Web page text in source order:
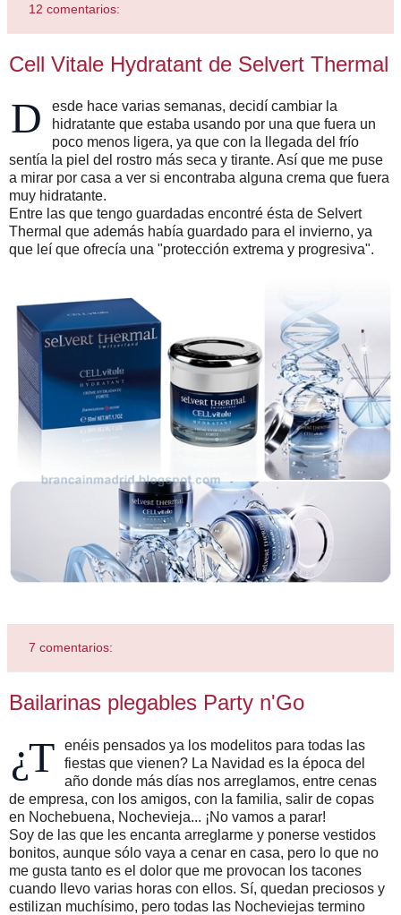
12 comentarios:
Cell Vitale Hydratant de Selvert Thermal
D
esde hace varias semanas, decidí cambiar la
hidratante que estaba usando por una que fuera un
poco menos ligera, ya que con la llegada del frío
sentía la piel del rostro más seca y tirante. Así que me puse
a mirar por casa a ver si encontraba alguna crema que fuera
muy hidratante.
Entre las que tengo guardadas encontré ésta de Selvert
Thermal que además había guardado para el invierno, ya
que leí que ofrecía una "protección extrema y progresiva".
7 comentarios:
Bailarinas plegables Party n'Go
¿T
enéis pensados ya los modelitos para todas las
fiestas que vienen? La Navidad es la época del
año donde más días nos arreglamos, entre cenas
de empresa, con los amigos, con la familia, salir de copas
en Nochebuena, Nochevieja... ¡No vamos a parar!
Soy de las que les encanta arreglarme y ponerse vestidos
bonitos, aunque sólo vaya a cenar en casa, pero lo que no
me gusta tanto es el dolor que me provocan los tacones
cuando llevo varias horas con ellos. Sí, quedan preciosos y
estilizan muchísimo, pero todas las Nocheviejas termino